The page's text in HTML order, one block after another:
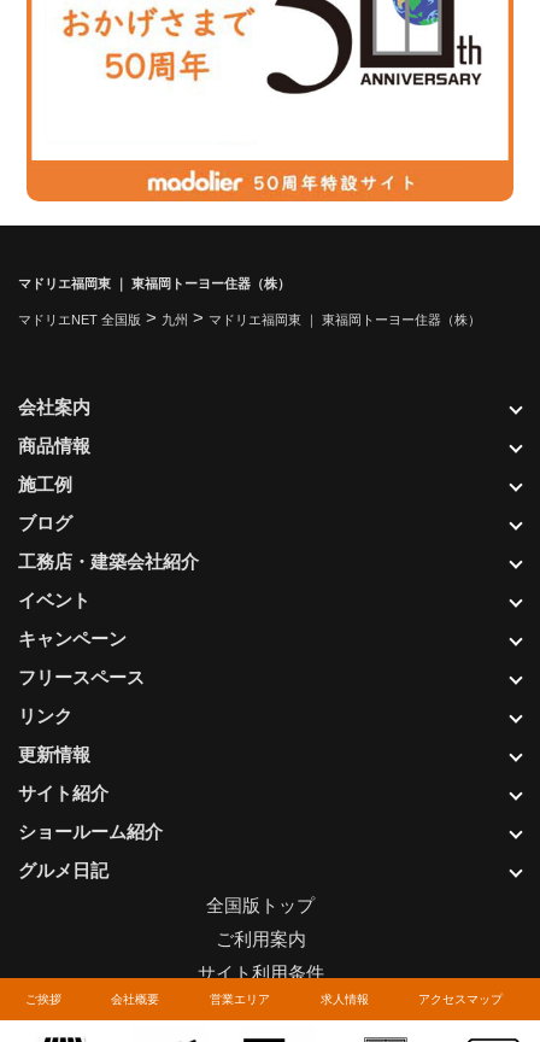
ご挨拶 会社概要 営業エリア 求人情報 アクセスマップ
マドリエ福岡東 ｜ 東福岡トーヨー住器（株）
マドリエNET 全国版 > 九州 > マドリエ福岡東 ｜ 東福岡トーヨー住器（株）
更新情報
サイト紹介
ショールーム紹介
グルメ日記
会社案内
商品情報
施工例
ブログ
工務店・建築会社紹介
イベント
キャンペーン
フリースペース
リンク
全国版トップ
ご利用案内
サイト利用条件
プライバシーポリシー